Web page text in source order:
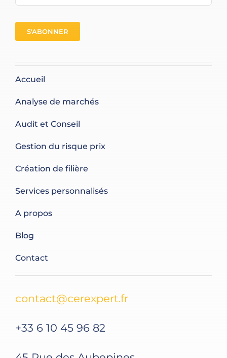
S'ABONNER
Accueil
Analyse de marchés
Audit et Conseil
Gestion du risque prix
Création de filière
Services personnalisés
A propos
Blog
Contact
contact@cerexpert.fr
+33 6 10 45 96 82